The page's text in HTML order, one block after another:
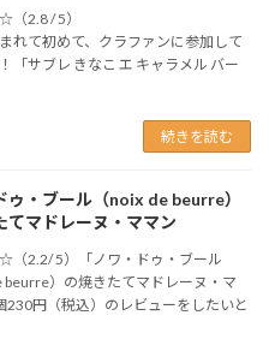
2.8 / 5）
れて初めて、クラファンに参加して
「サブレ きなこ エ キャラメル バー
続きを読む
ゥ・ブール（noix de beurre）
てマドレーヌ・ママン
5）「ノワ・ドゥ・ブール
beurre）の焼きたてマドレーヌ・マ
230円（税込）のレビューをしたいと